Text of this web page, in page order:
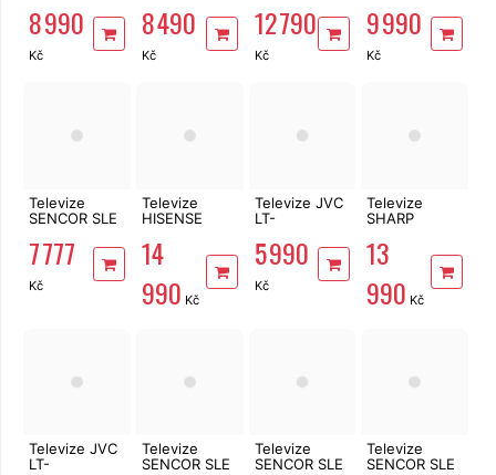
8 990
Kč
8 490
Kč
12 790
Kč
9 990
Kč
Televize
SENCOR SLE
7 777
Kč
Televize
HISENSE
14
990 Kč
Televize JVC
LT-
5 990
Kč
Televize
SHARP
13
990 Kč
Televize JVC
LT-
Televize
SENCOR SLE
Televize
SENCOR SLE
Televize
SENCOR SLE